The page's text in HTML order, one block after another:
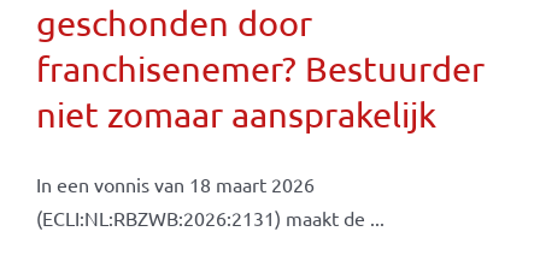
geschonden door
franchisenemer? Bestuurder
niet zomaar aansprakelijk
In een vonnis van 18 maart 2026
(ECLI:NL:RBZWB:2026:2131) maakt de ...